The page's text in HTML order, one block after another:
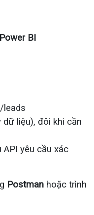
BI
leads
dữ liệu), đôi khi cần
API yêu cầu xác
Postman hoặc trình